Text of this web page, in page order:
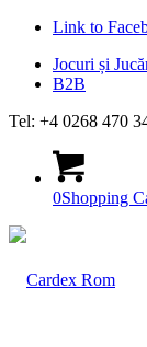
Link to
Jocuri și
B2B
Tel: +4 0268 470
0Shopping